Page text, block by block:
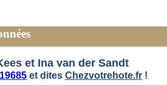
et Ina van der Sandt
et dites Chezvotrehote.fr !